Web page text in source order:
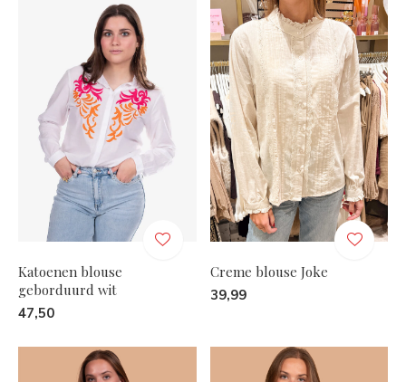
Katoenen blouse
geborduurd wit
47,50
Creme blouse Joke
39,99